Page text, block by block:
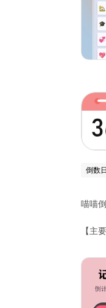
【适
为情
为家
为职
无论
都值
倒数
喵喵
【主
【小